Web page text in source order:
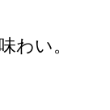
わい。